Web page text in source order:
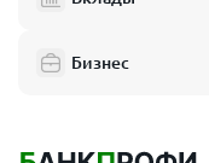
Адыгейск
Алатырь
Бизнес